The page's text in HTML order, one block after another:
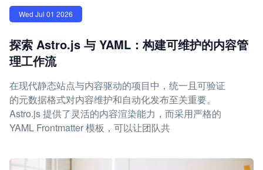
Wed Jul 01 2026
探索 Astro.js 与 YAML：构建可维护的内容管
理工作流
在现代静态站点与内容驱动的项目中，统一且可验证
的元数据格式对内容维护和自动化发布至关重要。
Astro.js 提供了灵活的内容渲染能力，而采用严格的
YAML Frontmatter 模板，可以让团队共